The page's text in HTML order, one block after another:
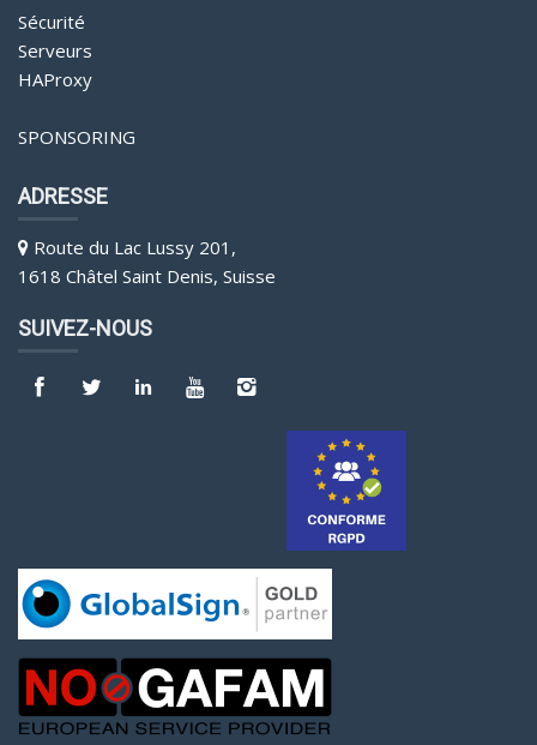
Sécurité
Serveurs
HAProxy
SPONSORING
ADRESSE
Route du Lac Lussy 201,
1618 Châtel Saint Denis, Suisse
SUIVEZ-NOUS